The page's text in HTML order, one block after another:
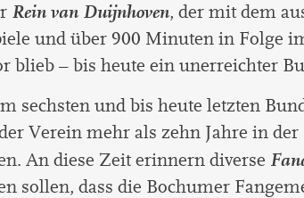
Rein van Duijnhoven, der mit dem
und über 900 Minuten in Folge
blieb – bis heute ein unerreichter
sechsten und bis heute letzten
Verein mehr als zehn Jahre in
An diese Zeit erinnern diverse
sollen, dass die Bochumer